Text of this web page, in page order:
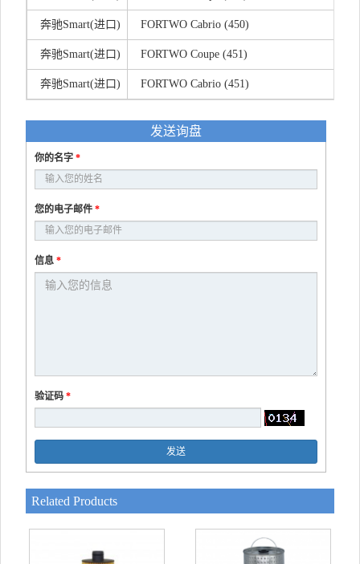
奔驰Smart(进口) FORTWO Cabrio (450)
奔驰Smart(进口) FORTWO Coupe (451)
奔驰Smart(进口) FORTWO Cabrio (451)
发送询盘
你的名字 *
您的电子邮件 *
信息 *
验证码 *
发送
Related Products